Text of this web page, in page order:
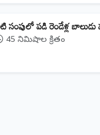
సంపులో పడి రెండేళ్ల బాలుడు
45 నిమిషాల క్రితం